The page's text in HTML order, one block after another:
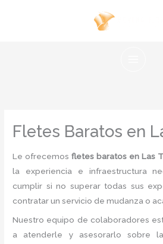
Fletes Baratos en
Le ofrecemos fletes baratos en Las
la experiencia e infraestructura
cumplir si no superar todas sus
contratar un servicio de mudanza o
Nuestro equipo de colaboradores
a atenderle y asesorarlo sobre